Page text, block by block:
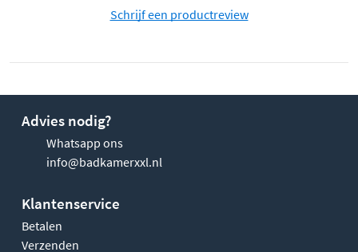
Schrijf een productreview
Advies nodig?
Whatsapp ons
info@badkamerxxl.nl
Klantenservice
Betalen
Verzenden